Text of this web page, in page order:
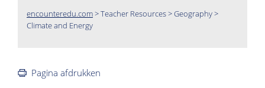
encounteredu.com> Teacher Resources > Geography >
Climate and Energy
Pagina afdrukken